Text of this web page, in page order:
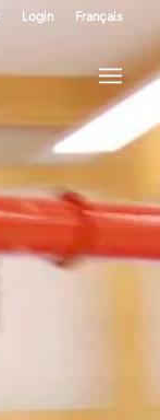
Login Français